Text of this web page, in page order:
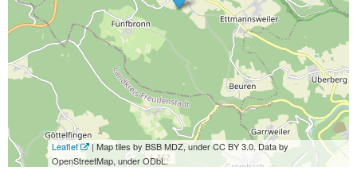
Leaflet
| Map tiles by BSB MDZ, under CC BY 3.0. Data by
OpenStreetMap, under ODbL.